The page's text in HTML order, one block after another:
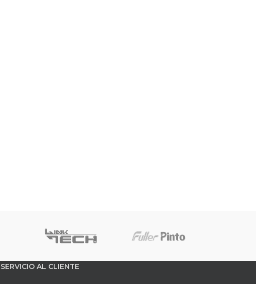
SERVICIO AL CLIENTE